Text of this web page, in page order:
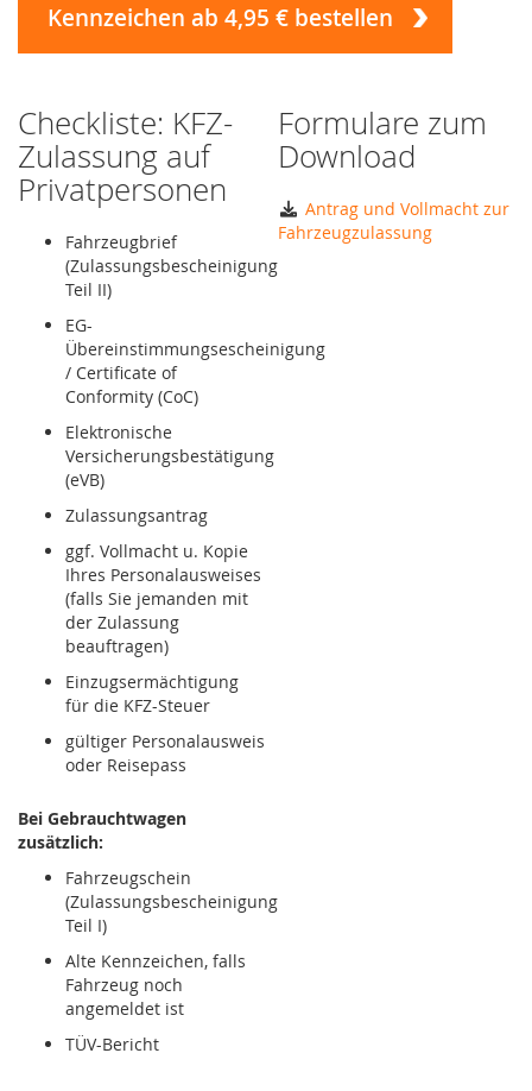
Kennzeichen ab 4,95 € bestellen
Checkliste: KFZ-
Zulassung auf
Privatpersonen
Fahrzeugbrief
(Zulassungsbescheinigung
Teil II)
EG-
Übereinstimmungsescheinigung
/ Certificate of
Conformity (CoC)
Elektronische
Versicherungsbestätigung
(eVB)
Zulassungsantrag
ggf. Vollmacht u. Kopie
Ihres Personalausweises
(falls Sie jemanden mit
der Zulassung
beauftragen)
Einzugsermächtigung
für die KFZ-Steuer
gültiger Personalausweis
oder Reisepass
Bei Gebrauchtwagen
zusätzlich:
Fahrzeugschein
(Zulassungsbescheinigung
Teil I)
Alte Kennzeichen, falls
Fahrzeug noch
angemeldet ist
TÜV-Bericht
Formulare zum
Download
Antrag und Vollmacht zur
Fahrzeugzulassung